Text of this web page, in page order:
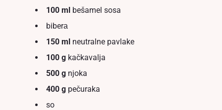
100 ml bešamel sosa
biberа
150 ml neutralne pavlake
100 g kačkavalja
500 g njoka
400 g pečuraka
so